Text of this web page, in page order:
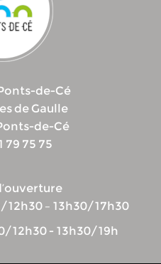
de-Cé
de Gaulle
de-Cé
79 75 75
12h30 – 13h30/17h30
12h30 - 13h30/19h